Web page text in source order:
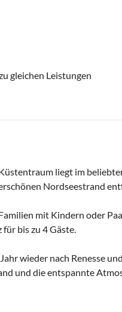
gleichen Leistungen
liegt im
Nordseestrand
mit Kindern oder
bis zu 4 Gäste.
wieder nach Renesse
und die entspannte